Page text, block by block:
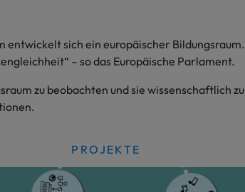
entwickelt sich ein europäischer Bildungsraum.
– so das Europäische Parlament.
zu beobachten und sie wissenschaftlich zu
PROJEKTE